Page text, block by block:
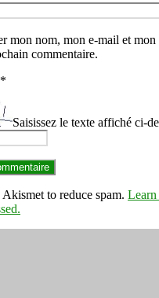
mon nom, mon e-mail et mon
commentaire.
*
Saisissez le texte affiché ci-
Akismet to reduce spam.